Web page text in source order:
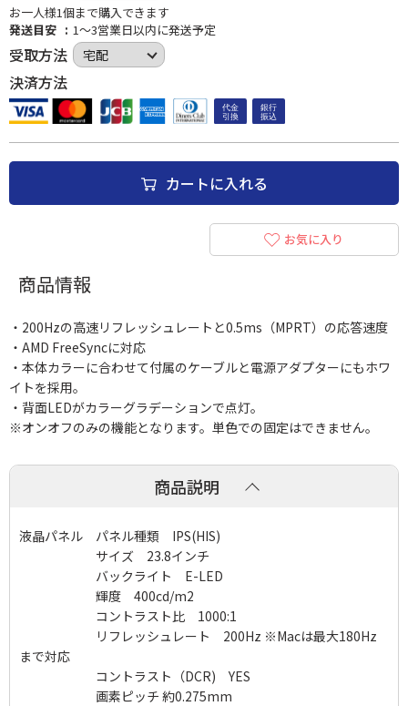
お一人様1個まで購入できます
発送目安
1～3営業日以内に発送予定
受取方法
決済方法
カートに入れる
お気に入り
商品情報
・200Hzの高速リフレッシュレートと0.5ms（MPRT）の応答速度
・AMD FreeSyncに対応
・本体カラーに合わせて付属のケーブルと電源アダプターにもホワ
イトを採用。
・背面LEDがカラーグラデーションで点灯。
※オンオフのみの機能となります。単色での固定はできません。
商品説明
液晶パネル パネル種類 IPS(HIS)
サイズ 23.8インチ
バックライト E-LED
輝度 400cd/m2
コントラスト比 1000:1
リフレッシュレート 200Hz ※Macは最大180Hz
まで対応
コントラスト（DCR) YES
画素ピッチ 約0.275mm